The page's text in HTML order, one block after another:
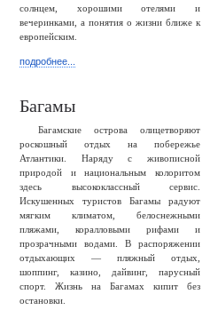
солнцем, хорошими отелями и
вечеринками, а понятия о жизни ближе к
европейским.
подробнее...
Багамы
Багамские острова олицетворяют
роскошный отдых на побережье
Атлантики. Наряду с живописной
природой и национальным колоритом
здесь высококлассный сервис.
Искушенных туристов Багамы радуют
мягким климатом, белоснежными
пляжами, коралловыми рифами и
прозрачными водами. В распоряжении
отдыхающих — пляжный отдых,
шоппинг, казино, дайвинг, парусный
спорт. Жизнь на Багамах кипит без
остановки.